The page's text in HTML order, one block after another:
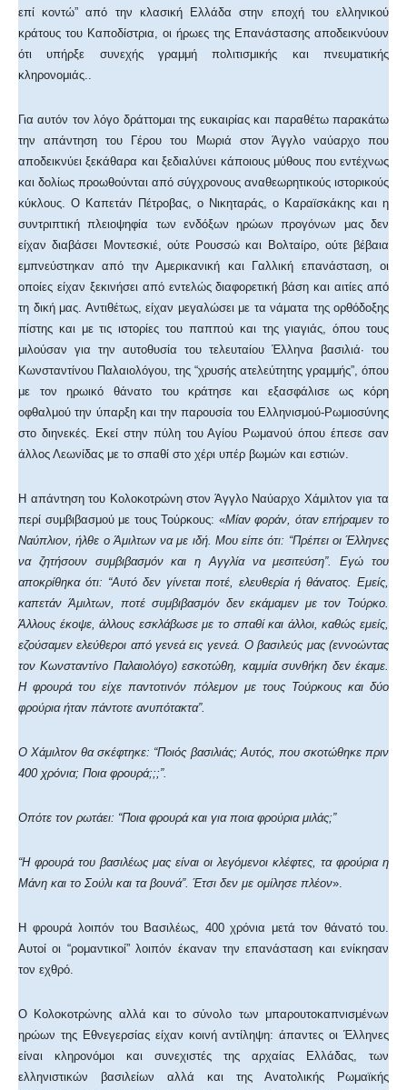
επί κοντώ” από την κλασική Ελλάδα στην εποχή του ελληνικού
κράτους του Καποδίστρια, οι ήρωες της Επανάστασης αποδεικνύουν
ότι υπήρξε συνεχής γραμμή πολιτισμικής και πνευματικής
κληρονομιάς..
Για αυτόν τον λόγο δράττομαι της ευκαιρίας και παραθέτω παρακάτω
την απάντηση του Γέρου του Μωριά στον Άγγλο ναύαρχο που
αποδεικνύει ξεκάθαρα και ξεδιαλύνει κάποιους μύθους που εντέχνως
και δολίως προωθούνται από σύγχρονους αναθεωρητικούς ιστορικούς
κύκλους. Ο Καπετάν Πέτροβας, ο Νικηταράς, ο Καραϊσκάκης και η
συντριπτική πλειοψηφία των ενδόξων ηρώων προγόνων μας δεν
είχαν διαβάσει Μοντεσκιέ, ούτε Ρουσσώ και Βολταίρο, ούτε βέβαια
εμπνεύστηκαν από την Αμερικανική και Γαλλική επανάσταση, οι
οποίες είχαν ξεκινήσει από εντελώς διαφορετική βάση και αιτίες από
τη δική μας. Αντιθέτως, είχαν μεγαλώσει με τα νάματα της ορθόδοξης
πίστης και με τις ιστορίες του παππού και της γιαγιάς, όπου τους
μιλούσαν για την αυτοθυσία του τελευταίου Έλληνα βασιλιά· του
Κωνσταντίνου Παλαιολόγου, της “χρυσής ατελεύτητης γραμμής”, όπου
με τον ηρωικό θάνατο του κράτησε και εξασφάλισε ως κόρη
οφθαλμού την ύπαρξη και την παρουσία του Ελληνισμού-Ρωμιοσύνης
στο διηνεκές. Εκεί στην πύλη του Αγίου Ρωμανού όπου έπεσε σαν
άλλος Λεωνίδας με το σπαθί στο χέρι υπέρ βωμών και εστιών.
Η απάντηση του Κολοκοτρώνη στον Άγγλο Ναύαρχο Χάμιλτον για τα
περί συμβιβασμού με τους Τούρκους: «Μίαν φοράν, όταν επήραμεν το
Ναύπλιον, ήλθε ο Άμιλτων να με ιδή. Μου είπε ότι: “Πρέπει οι Έλληνες
να ζητήσουν συμβιβασμόν και η Αγγλία να μεσιτεύση”. Εγώ του
αποκρίθηκα ότι: “Αυτό δεν γίνεται ποτέ, ελευθερία ή θάνατος. Εμείς,
καπετάν Άμιλτων, ποτέ συμβιβασμόν δεν εκάμαμεν με τον Τούρκο.
Άλλους έκοψε, άλλους εσκλάβωσε με το σπαθί και άλλοι, καθώς εμείς,
εζούσαμεν ελεύθεροι από γενεά εις γενεά. Ο βασιλεύς μας (εννοώντας
τον Κωνσταντίνο Παλαιολόγο) εσκοτώθη, καμμία συνθήκη δεν έκαμε.
Η φρουρά του είχε παντοτινόν πόλεμον με τους Τούρκους και δύο
φρούρια ήταν πάντοτε ανυπότακτα”.
Ο Χάμιλτον θα σκέφτηκε: “Ποιός βασιλιάς; Αυτός, που σκοτώθηκε πριν
400 χρόνια; Ποια φρουρά;;;”.
Οπότε τον ρωτάει: “Ποια φρουρά και για ποια φρούρια μιλάς;”
“Η φρουρά του βασιλέως μας είναι οι λεγόμενοι κλέφτες, τα φρούρια η
Μάνη και το Σούλι και τα βουνά”. Έτσι δεν με ομίλησε πλέον».
Η φρουρά λοιπόν του Βασιλέως, 400 χρόνια μετά τον θάνατό του.
Αυτοί οι “ρομαντικοί” λοιπόν έκαναν την επανάσταση και ενίκησαν
τον εχθρό.
Ο Κολοκοτρώνης αλλά και το σύνολο των μπαρουτοκαπνισμένων
ηρώων της Εθνεγερσίας είχαν κοινή αντίληψη: άπαντες οι Έλληνες
είναι κληρονόμοι και συνεχιστές της αρχαίας Ελλάδας, των
ελληνιστικών βασιλείων αλλά και της Ανατολικής Ρωμαϊκής